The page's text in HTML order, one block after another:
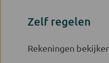
Zelf regelen
Rekeningen